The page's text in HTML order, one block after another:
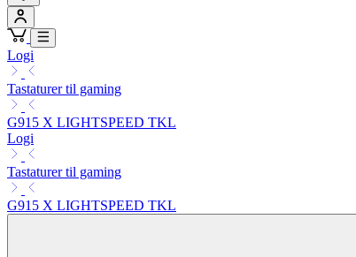
Logi
Tastaturer til gaming
G915 X LIGHTSPEED TKL
Logi
Tastaturer til gaming
G915 X LIGHTSPEED TKL